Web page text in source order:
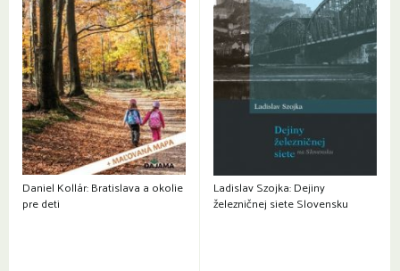
Daniel Kollár: Bratislava a okolie
pre deti
Ladislav Szojka: Dejiny
železničnej siete Slovensku